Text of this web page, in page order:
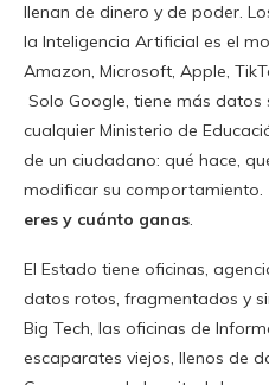
llenan de dinero y de poder.
la Inteligencia Artificial es el
Amazon, Microsoft, Apple,
Solo Google, tiene más datos
cualquier Ministerio de
de un ciudadano: qué hace,
modificar su comportamiento.
eres y cuánto ganas.
El Estado tiene oficinas,
datos rotos, fragmentados y
Big Tech, las oficinas de
escaparates viejos, llenos de